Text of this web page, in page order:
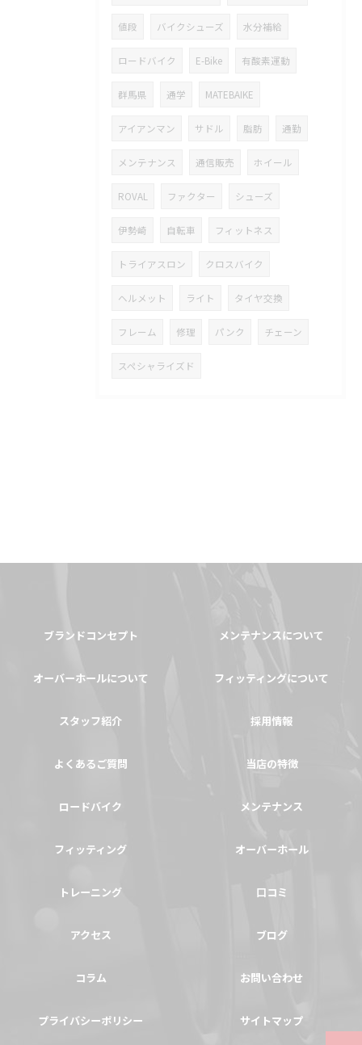
値段 バイクシューズ 水分補給
ロードバイク E-Bike 有酸素運動
群馬県 通学 MATEBAIKE
アイアンマン サドル 脂肪 通勤
メンテナンス 通信販売 ホイール
ROVAL ファクター シューズ
伊勢崎 自転車 フィットネス
トライアスロン クロスバイク
ヘルメット ライト タイヤ交換
フレーム 修理 パンク チェーン
スペシャライズド
ブランドコンセプト メンテナンスについて
オーバーホールについて フィッティングについて
スタッフ紹介 採用情報
よくあるご質問 当店の特徴
ロードバイク メンテナンス
フィッティング オーバーホール
トレーニング 口コミ
アクセス ブログ
コラム お問い合わせ
プライバシーポリシー サイトマップ